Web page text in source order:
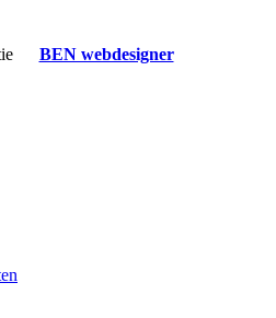
BEN webdesigner